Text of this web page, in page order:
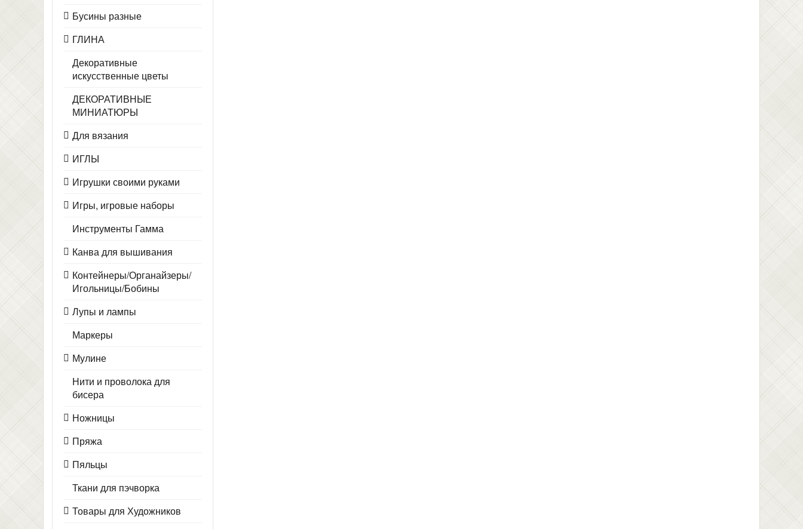
Бусины разные
ГЛИНА
Декоративные
искусственные цветы
ДЕКОРАТИВНЫЕ
МИНИАТЮРЫ
Для вязания
ИГЛЫ
Игрушки своими руками
Игры, игровые наборы
Инструменты Гамма
Канва для вышивания
Контейнеры/Органайзеры/
Игольницы/Бобины
Лупы и лампы
Маркеры
Мулине
Нити и проволока для
бисера
Ножницы
Пряжа
Пяльцы
Ткани для пэчворка
Товары для Художников